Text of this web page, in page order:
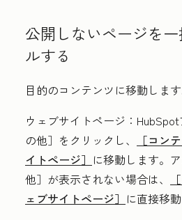
公開しないページを
ルする
目的のコンテンツに移動します
ウェブサイトページ ：
の他］をクリックし、
［コン
イトページ］ に移動します。
他］が表示されない場合は、
ェブサイトページ］ に直接移